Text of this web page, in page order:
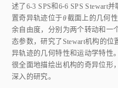
述了6‑3 SPS和6⁃6 SPS Stewart
置奇异轨迹位于θ截面上的几何
余自由度，分别为两个转动和一
态参数，研究了Stewart机构的
异轨迹的几何特性和运动学特性
很全面地描绘出机构的奇异位形
深入的研究。